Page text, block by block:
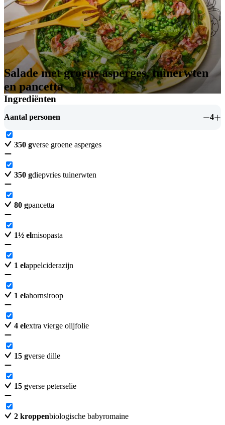
Salade met groene asperges, tuinerwten
en pancetta
Ingrediënten
Aantal personen 4
350 gverse groene asperges
350 gdiepvries tuinerwten
80 gpancetta
1½ elmisopasta
1 elappelciderazijn
1 elahornsiroop
4 elextra vierge olijfolie
15 gverse dille
15 gverse peterselie
2 kroppenbiologische babyromaine